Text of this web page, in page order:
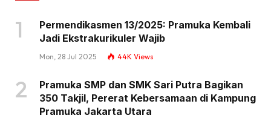
Permendikasmen 13/2025: Pramuka Kembali
Jadi Ekstrakurikuler Wajib
Mon, 28 Jul 2025 44K Views
Pramuka SMP dan SMK Sari Putra Bagikan
350 Takjil, Pererat Kebersamaan di Kampung
Pramuka Jakarta Utara